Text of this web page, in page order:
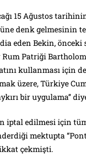
15 Ağustos
denk gelmesinin
eden Bekin,
Patriği
kullanması için
üzere, Türkiye
bir uygulama”
iptal edilmesi için
mektupta
çekmişti.